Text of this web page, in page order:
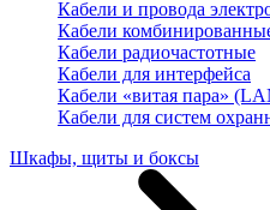
Кабели и провода
Кабели
Кабели радиочастотные
Кабели для интерфейса
Кабели «витая пара»
Кабели для систем
Шкафы, щиты и боксы